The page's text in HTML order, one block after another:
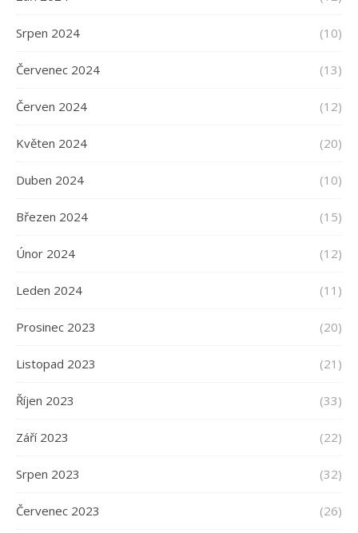
Srpen 2024 (10)
Červenec 2024 (13)
Červen 2024 (12)
Květen 2024 (20)
Duben 2024 (10)
Březen 2024 (15)
Únor 2024 (12)
Leden 2024 (11)
Prosinec 2023 (20)
Listopad 2023 (21)
Říjen 2023 (33)
Září 2023 (22)
Srpen 2023 (32)
Červenec 2023 (26)